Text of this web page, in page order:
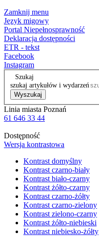
Zamknij menu
Język migowy
Portal Niepełnosprawność
Deklaracja dostępności
ETR - tekst
Facebook
Instagram
Szukaj
szukaj artykułów i wydarzeń
Wyszukaj
Linia miasta Poznań
61 646 33 44
Dostępność
Wersja kontrastowa
Kontrast domyślny
Kontrast czarno-biały
Kontrast biało-czarny
Kontrast żółto-czarny
Kontrast czarno-żółty
Kontrast czarno-zielony
Kontrast zielono-czarny
Kontrast żółto-niebieski
Kontrast niebiesko-żółty